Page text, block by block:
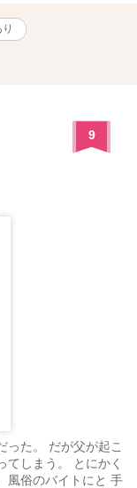
9
った。 だが父が起こ
てしまう。 とにかく
風俗のバイトにと 手